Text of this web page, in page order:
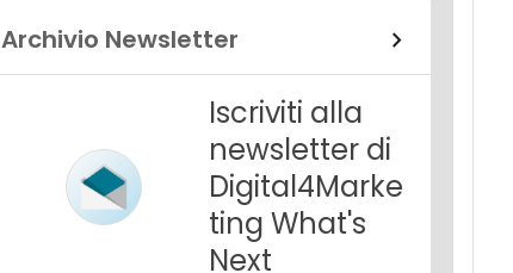
Archivio Newsletter
Iscriviti alla
newsletter di
Digital4Marke
ting What's
Next